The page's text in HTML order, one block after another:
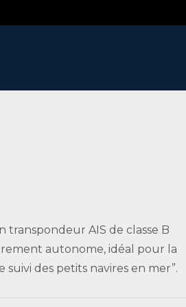
transpondeur AIS de classe B
autonome, idéal pour la
suivi des petits navires en mer”.